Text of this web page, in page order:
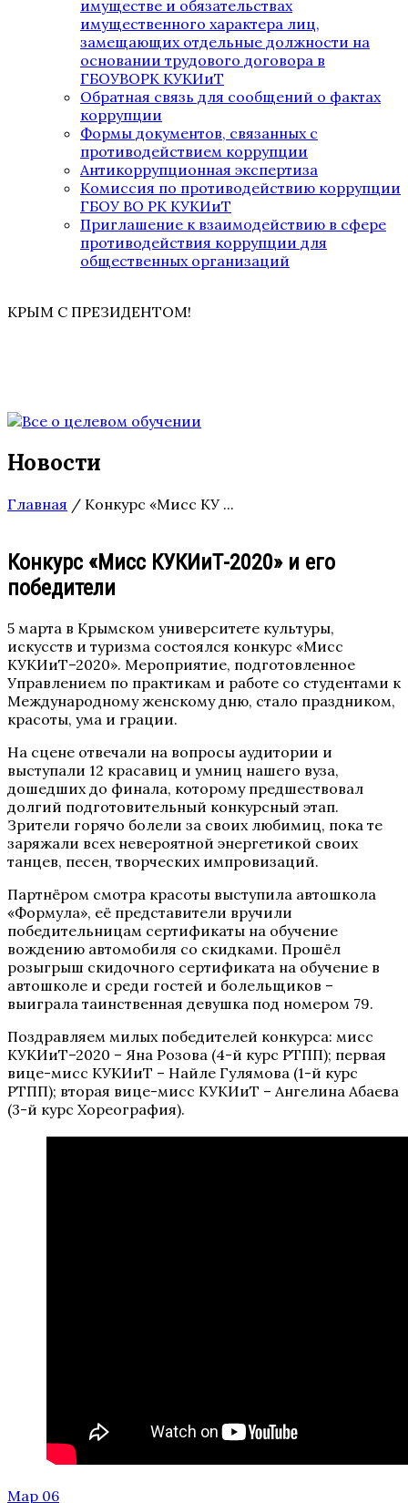
имуществе и обязательствах
имущественного характера лиц,
замещающих отдельные должности на
основании трудового договора в
ГБОУВОРК КУКИиТ
Обратная связь для сообщений о фактах
коррупции
Формы документов, связанных с
противодействием коррупции
Антикоррупционная экспертиза
Комиссия по противодействию коррупции
ГБОУ ВО РК КУКИиТ
Приглашение к взаимодействию в сфере
противодействия коррупции для
общественных организаций
КРЫМ С ПРЕЗИДЕНТОМ!
Новости
Главная / Конкурс «Мисс КУ ...
Конкурс «Мисс КУКИиТ-2020» и его
победители
5 марта в Крымском университете культуры,
искусств и туризма состоялся конкурс «Мисс
КУКИиТ–2020». Мероприятие, подготовленное
Управлением по практикам и работе со студентами к
Международному женскому дню, стало праздником,
красоты, ума и грации.
На сцене отвечали на вопросы аудитории и
выступали 12 красавиц и умниц нашего вуза,
дошедших до финала, которому предшествовал
долгий подготовительный конкурсный этап.
Зрители горячо болели за своих любимиц, пока те
заряжали всех невероятной энергетикой своих
танцев, песен, творческих импровизаций.
Партнёром смотра красоты выступила автошкола
«Формула», её представители вручили
победительницам сертификаты на обучение
вождению автомобиля со скидками. Прошёл
розыгрыш скидочного сертификата на обучение в
автошколе и среди гостей и болельщиков –
выиграла таинственная девушка под номером 79.
Поздравляем милых победителей конкурса: мисс
КУКИиТ–2020 – Яна Розова (4-й курс РТПП); первая
вице-мисс КУКИиТ – Найле Гулямова (1-й курс
РТПП); вторая вице-мисс КУКИиТ – Ангелина Абаева
(3-й курс Хореография).
Мар 06